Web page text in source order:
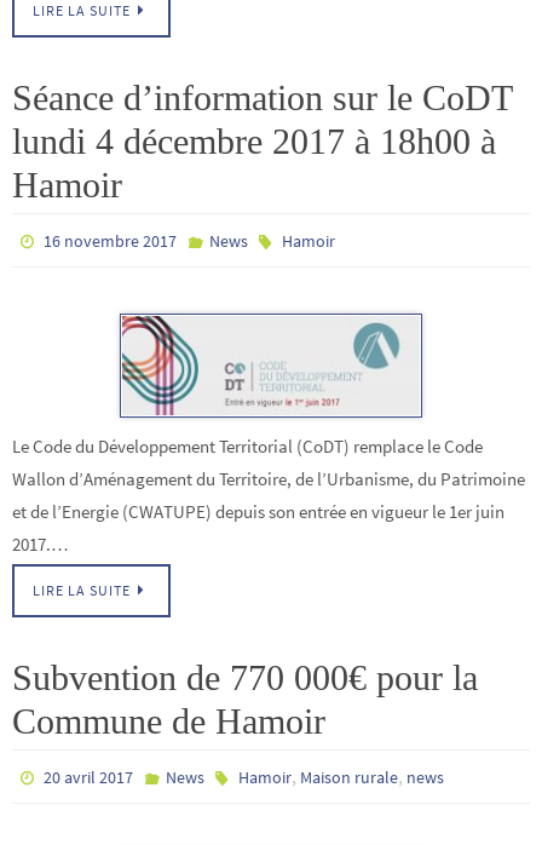
LIRE LA SUITE
Séance d’information sur le CoDT
lundi 4 décembre 2017 à 18h00 à
Hamoir
16 novembre 2017 News Hamoir
Le Code du Développement Territorial (CoDT) remplace le Code
Wallon d’Aménagement du Territoire, de l’Urbanisme, du Patrimoine
et de l’Energie (CWATUPE) depuis son entrée en vigueur le 1er juin
2017.…
LIRE LA SUITE
Subvention de 770 000€ pour la
Commune de Hamoir
20 avril 2017 News Hamoir, Maison rurale, news